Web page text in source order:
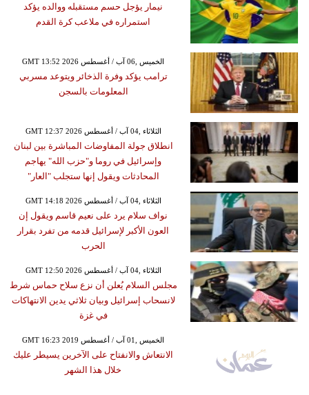
نيمار يؤجل حسم مستقبله ووالده يؤكد
استمراره في ملاعب كرة القدم
GMT 13:52 2026 الخميس ,06 آب / أغسطس
ترامب يؤكد وفرة الذخائر ويتوعد مسربي
المعلومات بالسجن
GMT 12:37 2026 الثلاثاء ,04 آب / أغسطس
انطلاق جولة المفاوضات المباشرة بين لبنان
وإسرائيل في روما و"حزب الله" يهاجم
المحادثات ويقول إنها ستجلب "العار"
GMT 14:18 2026 الثلاثاء ,04 آب / أغسطس
نواف سلام يرد على نعيم قاسم ويقول إن
العون الأكبر لإسرائيل قدمه من تفرد بقرار
الحرب
GMT 12:50 2026 الثلاثاء ,04 آب / أغسطس
مجلس السلام يُعلن أن نزع سلاح حماس شرط
لانسحاب إسرائيل وبيان ثلاثي يدين الانتهاكات
في غزة
GMT 16:23 2019 الخميس ,01 آب / أغسطس
الانتعاش والانفتاح على الآخرين يسيطر عليك
خلال هذا الشهر